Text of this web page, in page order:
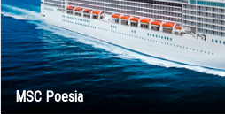
MSC Poesia